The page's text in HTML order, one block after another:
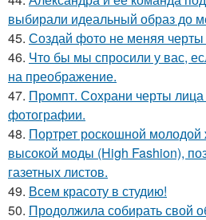
выбирали идеальный образ до
45. Создай фото не меняя черты
46. Что бы мы спросили у вас,
на преображение.
47. Промпт. Сохрани черты лица
фотографии.
48. Портрет роскошной
высокой моды (High Fashion),
газетных листов.
49. Всем красоту в студию!
50. Продолжила собирать свой